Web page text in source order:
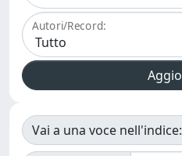
Autori/Record:
Vai a una voce nell'indice: